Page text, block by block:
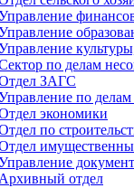
по делам
ЗАГС
по
экономики
по
Архивный отдел